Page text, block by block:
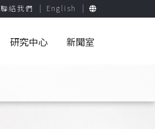
聯絡我們 English
研究中心 新聞室